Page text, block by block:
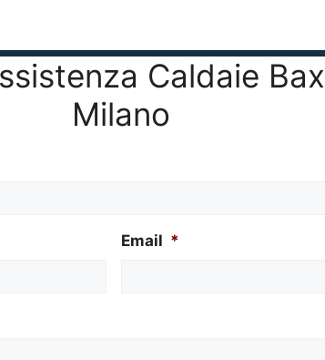
Caldaie
Milano
Email *